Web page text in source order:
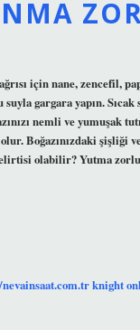
için nane, zencefil,
gargara yapın. Sıcak
nemli ve yumuşak
Boğazınızdaki şişliği
olabilir? Yutma
knight